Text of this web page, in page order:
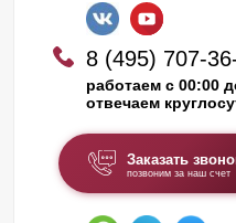
8 (495) 707-
работаем с 00:00
отвечаем
Заказать
позвоним за наш счет